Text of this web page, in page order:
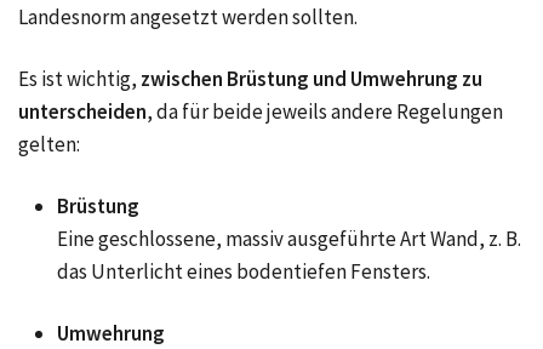
Landesnorm angesetzt werden sollten.
Es ist wichtig, zwischen Brüstung und Umwehrung zu
unterscheiden, da für beide jeweils andere Regelungen
gelten:
Brüstung
Eine geschlossene, massiv ausgeführte Art Wand, z. B.
das Unterlicht eines bodentiefen Fensters.
Umwehrung